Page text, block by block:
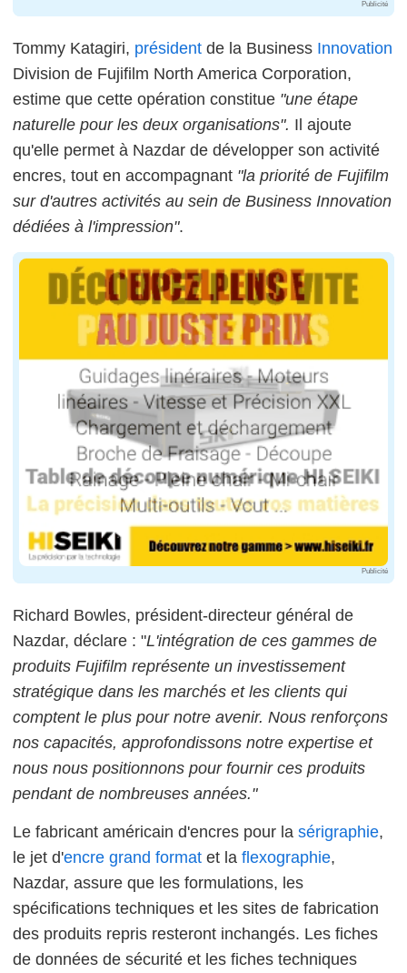
Publicité
Tommy Katagiri, président de la Business Innovation
Division de Fujifilm North America Corporation,
estime que cette opération constitue "une étape
naturelle pour les deux organisations". Il ajoute
qu'elle permet à Nazdar de développer son activité
encres, tout en accompagnant "la priorité de Fujifilm
sur d'autres activités au sein de Business Innovation
dédiées à l'impression".
Publicité
Richard Bowles, président-directeur général de
Nazdar, déclare : "L'intégration de ces gammes de
produits Fujifilm représente un investissement
stratégique dans les marchés et les clients qui
comptent le plus pour notre avenir. Nous renforçons
nos capacités, approfondissons notre expertise et
nous nous positionnons pour fournir ces produits
pendant de nombreuses années."
Le fabricant américain d'encres pour la sérigraphie,
le jet d'encre grand format et la flexographie,
Nazdar, assure que les formulations, les
spécifications techniques et les sites de fabrication
des produits repris resteront inchangés. Les fiches
de données de sécurité et les fiches techniques